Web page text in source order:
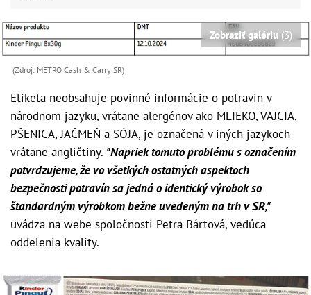
Zobraziť galériu (3)
(Zdroj: METRO Cash & Carry SR)
Etiketa neobsahuje povinné informácie o potravin v
národnom jazyku, vrátane alergénov ako MLIEKO, VAJCIA,
PŠENICA, JAČMEŇ a SÓJA, je označená v iných jazykoch
vrátane angličtiny. "Napriek tomuto problému s označením
potvrdzujeme, že vo všetkých ostatných aspektoch
bezpečnosti potravín sa jedná o identický výrobok so
štandardným výrobkom bežne uvedeným na trh v SR,"
uvádza na webe spoločnosti Petra Bártová, vedúca
oddelenia kvality.